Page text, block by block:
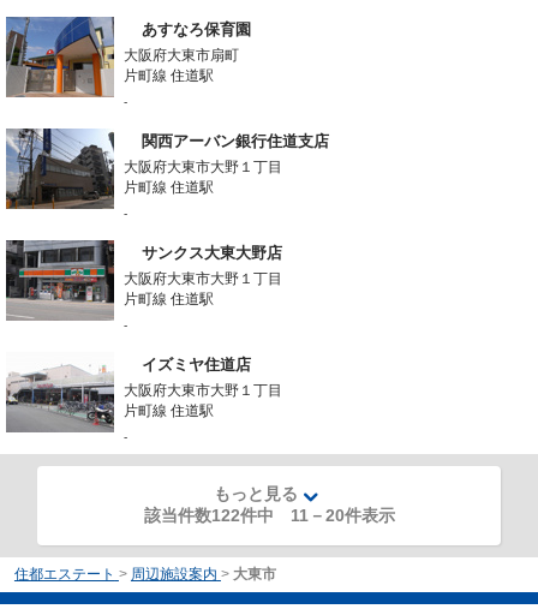
あすなろ保育園
大阪府大東市扇町
片町線 住道駅
-
関西アーバン銀行住道支店
大阪府大東市大野１丁目
片町線 住道駅
-
サンクス大東大野店
大阪府大東市大野１丁目
片町線 住道駅
-
イズミヤ住道店
大阪府大東市大野１丁目
片町線 住道駅
-
もっと見る
該当件数122件中 11 －20件表示
住都エステート > 周辺施設案内 > 大東市